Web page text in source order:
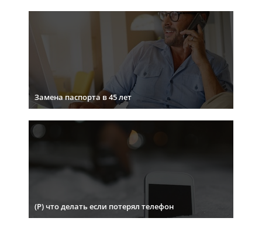
Замена паспорта в 45 лет
(Р) что делать если потерял телефон